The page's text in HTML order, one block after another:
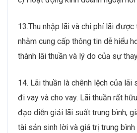
13.Thu nhập lãi và chi phí lãi được
nhằm cung cấp thông tin dễ hiểu
thành lãi thuần và lý do của sự
14. Lãi thuần là chênh lệch của lãi
đi vay và cho vay. Lãi thuần rất
đạo diễn giải lãi suất trung bình,
tài sản sinh lời và giá trị trung